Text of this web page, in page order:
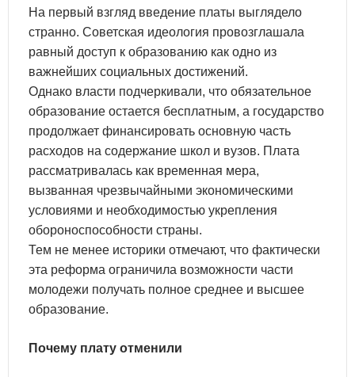
На первый взгляд введение платы выглядело
странно. Советская идеология провозглашала
равный доступ к образованию как одно из
важнейших социальных достижений.
Однако власти подчеркивали, что обязательное
образование остается бесплатным, а государство
продолжает финансировать основную часть
расходов на содержание школ и вузов. Плата
рассматривалась как временная мера,
вызванная чрезвычайными экономическими
условиями и необходимостью укрепления
обороноспособности страны.
Тем не менее историки отмечают, что фактически
эта реформа ограничила возможности части
молодежи получать полное среднее и высшее
образование.
Почему плату отменили